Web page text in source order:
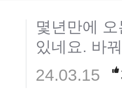
몇년만에
있네요. 바
24.03.15